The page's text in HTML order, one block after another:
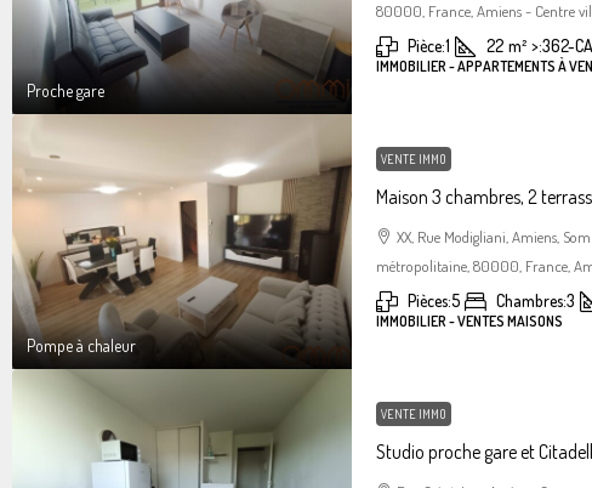
Proche gare
80000, France, Amiens - Centre
Pièce:1 22 m² >:362-
IMMOBILIER - APPARTEMENTS À
Pompe à chaleur
VENTE IMMO
Maison 3 chambres, 2
XX, Rue Modigliani, Amiens,
métropolitaine, 80000, France,
Pièces:5 Chambres:3
IMMOBILIER - VENTES MAISONS
VENTE IMMO
Studio proche gare et